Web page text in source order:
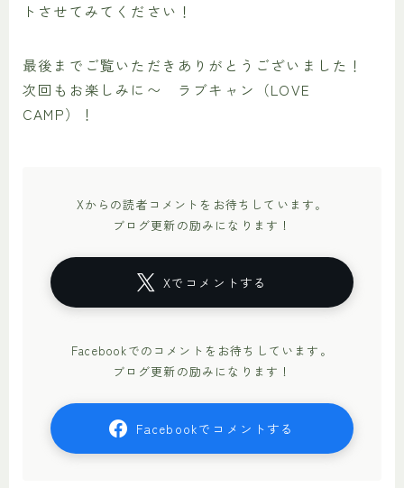
トさせてみてください！
最後までご覧いただきありがとうございました！
次回もお楽しみに〜 ラブキャン（LOVE
CAMP）！
Xからの読者コメントをお待ちしています。
ブログ更新の励みになります！
Xでコメントする
Facebookでのコメントをお待ちしています。
ブログ更新の励みになります！
Facebookでコメントする